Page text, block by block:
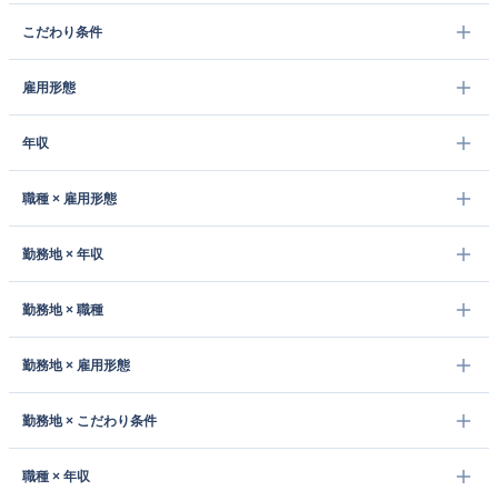
こだわり条件
雇用形態
年収
職種 × 雇用形態
勤務地 × 年収
勤務地 × 職種
勤務地 × 雇用形態
勤務地 × こだわり条件
職種 × 年収